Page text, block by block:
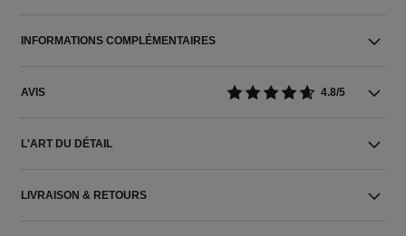
INFORMATIONS COMPLÉMENTAIRES
AVIS 4.8/5
L'ART DU DÉTAIL
LIVRAISON & RETOURS